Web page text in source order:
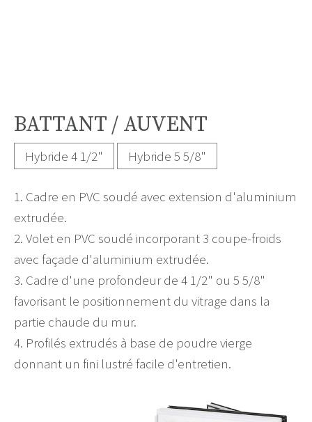
BATTANT / AUVENT
Hybride 4 1/2" Hybride 5 5/8"
1. Cadre en PVC soudé avec extension d'aluminium
extrudée.
2. Volet en PVC soudé incorporant 3 coupe-froids
avec façade d'aluminium extrudée.
3. Cadre d'une profondeur de 4 1/2" ou 5 5/8"
favorisant le positionnement du vitrage dans la
partie chaude du mur.
4. Profilés extrudés à base de poudre vierge
donnant un fini lustré facile d'entretien.